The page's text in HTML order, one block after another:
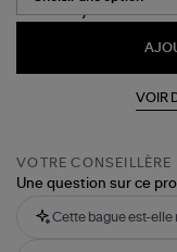
VOIR
VOTRE CONSEILLÈRE
Une question sur ce
Cette bague est-elle